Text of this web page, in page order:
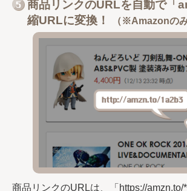
商品リンクのURLを自動で「
縮URLに変換！
（※Amazonのみ
商品リンクのURLは、「https://amzn.to/